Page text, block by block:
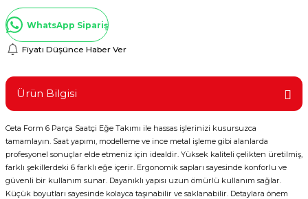
Aletleri
WhatsApp Sipariş
Fiyatı Düşünce Haber Ver
Ürün Bilgisi
Ceta Form 6 Parça Saatçi Eğe Takımı ile hassas işlerinizi kusursuzca
tamamlayın. Saat yapımı, modelleme ve ince metal işleme gibi alanlarda
profesyonel sonuçlar elde etmeniz için idealdir. Yüksek kaliteli çelikten üretilmiş,
farklı şekillerdeki 6 farklı eğe içerir. Ergonomik sapları sayesinde konforlu ve
güvenli bir kullanım sunar. Dayanıklı yapısı uzun ömürlü kullanım sağlar.
Küçük boyutları sayesinde kolayca taşınabilir ve saklanabilir. Detaylara önem